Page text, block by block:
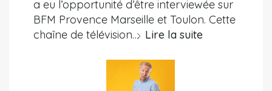
a eu l’opportunité d’être interviewée sur
BFM Provence Marseille et Toulon. Cette
chaîne de télévision… Lire la suite